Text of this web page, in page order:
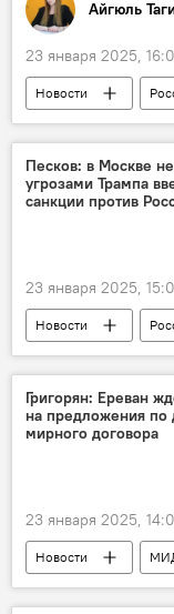
Айгюль
23 января 2025,
Новости
Алексей Оверчук
Евразийская
Стандарты
Песков: в Москве
угрозами Трампа
санкции против
23 января 2025,
Новости
Дональд Трамп
Владимир Путин
Экспорт
Григорян: Ереван
на предложения по
мирного договора
23 января 2025,
Новости
Азербайджан